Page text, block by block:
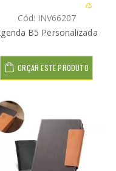
Cód: INV66207
B5 Personalizada
ORÇAR ESTE PRODUTO